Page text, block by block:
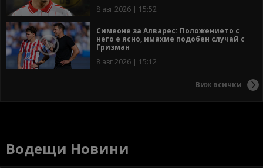
8 авг 2026 | 15:52
Симеоне за Алварес: Положението с
него е ясно, имахме подобен случай с
Гризман
8 авг 2026 | 15:12
Виж всички
Водещи Новини